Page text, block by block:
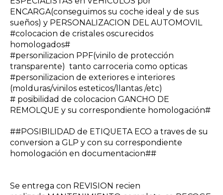
ENCARGA(conseguimos su coche ideal y de sus
sueños) y PERSONALIZACION DEL AUTOMOVIL
#colocacion de cristales oscurecidos
homologados#
#personilizacion PPF(vinilo de protección
transparente) tanto carroceria como opticas
#personilizacion de exteriores e interiores
(molduras/vinilos esteticos/llantas /etc)
# posibilidad de colocacion GANCHO DE
REMOLQUE y su correspondiente homologación#
##POSIBILIDAD de ETIQUETA ECO a traves de su
conversion a GLP y con su correspondiente
homologación en documentacion##
Se entrega con REVISION recien